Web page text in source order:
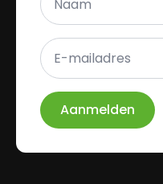
E-
mailadres
*
Aanmelden